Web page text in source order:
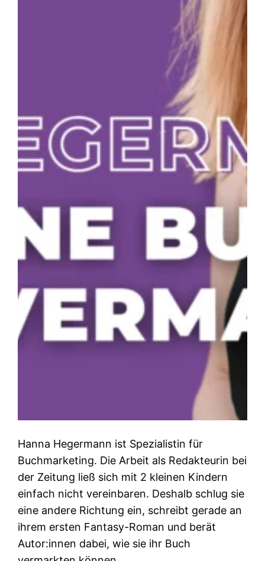
Hanna Hegermann ist Spezialistin für
Buchmarketing. Die Arbeit als Redakteurin bei
der Zeitung ließ sich mit 2 kleinen Kindern
einfach nicht vereinbaren. Deshalb schlug sie
eine andere Richtung ein, schreibt gerade an
ihrem ersten Fantasy-Roman und berät
Autor:innen dabei, wie sie ihr Buch